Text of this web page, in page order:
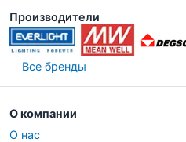
Производители
Все бренды
О компании
О нас